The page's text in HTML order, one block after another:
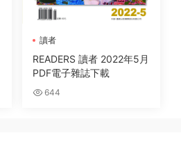
讀者
READERS 讀者 2022年5月
PDF電子雜誌下載
644